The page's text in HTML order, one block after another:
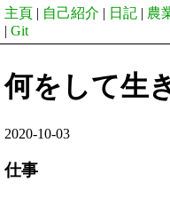
主頁 | 自己紹介 | 日記 | 農
| Git
何をして生
2020-10-03
仕事